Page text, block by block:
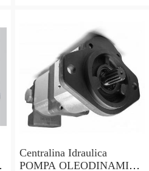
Centralina Idraulica
POMPA OLEODINAMICA